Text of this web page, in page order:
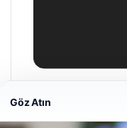
26/05/2026
Göz Atın